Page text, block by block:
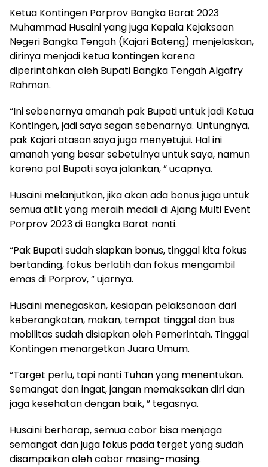
Ketua Kontingen Porprov Bangka Barat 2023
Muhammad Husaini yang juga Kepala Kejaksaan
Negeri Bangka Tengah (Kajari Bateng) menjelaskan,
dirinya menjadi ketua kontingen karena
diperintahkan oleh Bupati Bangka Tengah Algafry
Rahman.
“Ini sebenarnya amanah pak Bupati untuk jadi Ketua
Kontingen, jadi saya segan sebenarnya. Untungnya,
pak Kajari atasan saya juga menyetujui. Hal ini
amanah yang besar sebetulnya untuk saya, namun
karena pal Bupati saya jalankan, ” ucapnya.
Husaini melanjutkan, jika akan ada bonus juga untuk
semua atlit yang meraih medali di Ajang Multi Event
Porprov 2023 di Bangka Barat nanti.
“Pak Bupati sudah siapkan bonus, tinggal kita fokus
bertanding, fokus berlatih dan fokus mengambil
emas di Porprov, ” ujarnya.
Husaini menegaskan, kesiapan pelaksanaan dari
keberangkatan, makan, tempat tinggal dan bus
mobilitas sudah disiapkan oleh Pemerintah. Tinggal
Kontingen menargetkan Juara Umum.
“Target perlu, tapi nanti Tuhan yang menentukan.
Semangat dan ingat, jangan memaksakan diri dan
jaga kesehatan dengan baik, ” tegasnya.
Husaini berharap, semua cabor bisa menjaga
semangat dan juga fokus pada terget yang sudah
disampaikan oleh cabor masing-masing.